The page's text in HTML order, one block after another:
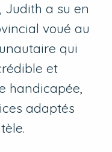
Judith a su en
voué au
qui
et
handicapée,
adaptés